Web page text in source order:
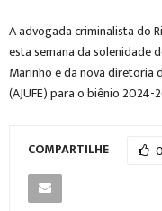
A advogada criminalista do
esta semana da solenidade
Marinho e da nova diretoria
(AJUFE) para o biênio 2024-
COMPARTILHE 0